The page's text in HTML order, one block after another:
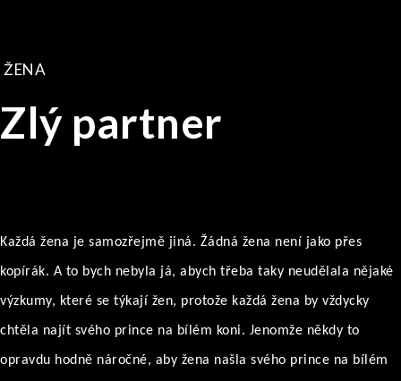
ŽENA
Zlý partner
Každá žena je samozřejmě jiná. Žádná žena není jako přes
kopírák. A to bych nebyla já, abych třeba taky neudělala nějaké
výzkumy, které se týkají žen, protože každá žena by vždycky
chtěla najít svého prince na bílém koni. Jenomže někdy to
opravdu hodně náročné, aby žena našla svého prince na bílém